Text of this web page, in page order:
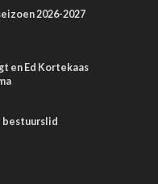
2026-2027
en Ed Kortekaas
bestuurslid